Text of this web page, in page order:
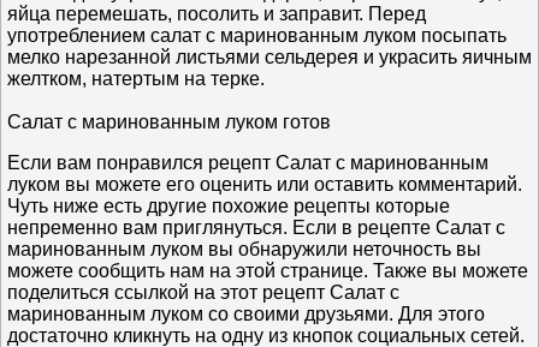
яйца перемешать, посолить и заправит. Перед
употреблением салат с маринованным луком посыпать
мелко нарезанной листьями сельдерея и украсить яичным
желтком, натертым на терке.
Салат с маринованным луком готов
Если вам понравился рецепт Салат с маринованным
луком вы можете его оценить или оставить комментарий.
Чуть ниже есть другие похожие рецепты которые
непременно вам приглянуться. Если в рецепте Салат с
маринованным луком вы обнаружили неточность вы
можете сообщить нам на этой странице. Также вы можете
поделиться ссылкой на этот рецепт Салат с
маринованным луком со своими друзьями. Для этого
достаточно кликнуть на одну из кнопок социальных сетей.